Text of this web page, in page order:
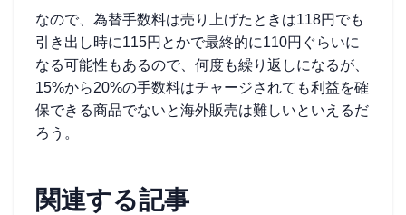
なので、為替手数料は売り上げたときは118円でも
引き出し時に115円とかで最終的に110円ぐらいに
なる可能性もあるので、何度も繰り返しになるが、
15%から20%の手数料はチャージされても利益を確
保できる商品でないと海外販売は難しいといえるだ
ろう。
関連する記事